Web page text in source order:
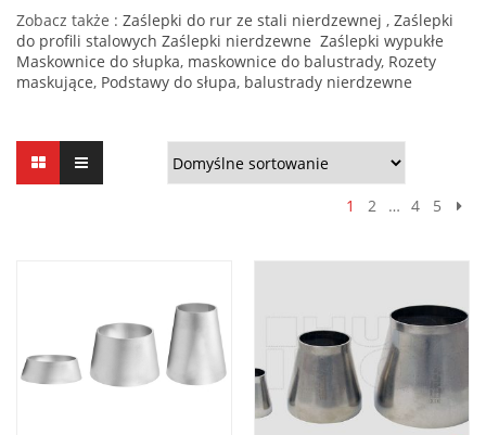
Zobacz także : Zaślepki do rur ze stali nierdzewnej , Zaślepki
do profili stalowych Zaślepki nierdzewne Zaślepki wypukłe
Maskownice do słupka, maskownice do balustrady, Rozety
maskujące, Podstawy do słupa, balustrady nierdzewne
1 2 … 4 5